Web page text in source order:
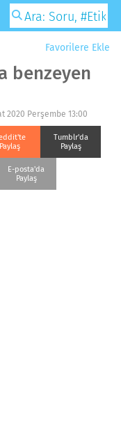
Favorilere Ekle
benzeyen
2020 Perşembe 13:00
Paylaş
Tumblr'da
Paylaş
E-posta'da
Paylaş